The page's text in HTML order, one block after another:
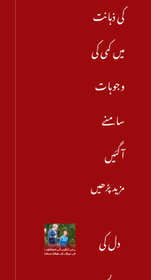
کی ذہانت
میں کمی کی
وجوہات
سامنے
آگئیں
مزید پڑھیں
دل کی